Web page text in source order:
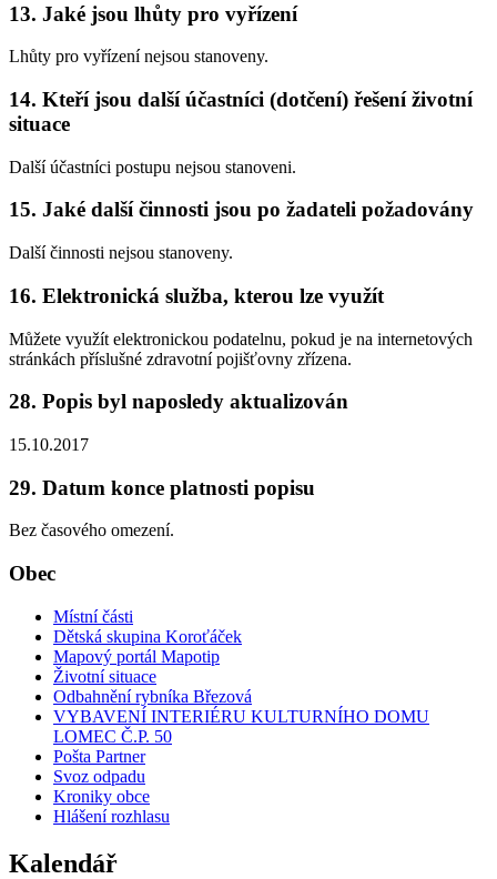
13. Jaké jsou lhůty pro vyřízení
Lhůty pro vyřízení nejsou stanoveny.
14. Kteří jsou další účastníci (dotčení) řešení životní
situace
Další účastníci postupu nejsou stanoveni.
15. Jaké další činnosti jsou po žadateli požadovány
Další činnosti nejsou stanoveny.
16. Elektronická služba, kterou lze využít
Můžete využít elektronickou podatelnu, pokud je na internetových
stránkách příslušné zdravotní pojišťovny zřízena.
28. Popis byl naposledy aktualizován
15.10.2017
29. Datum konce platnosti popisu
Bez časového omezení.
Obec
Místní části
Dětská skupina Koroťáček
Mapový portál Mapotip
Životní situace
Odbahnění rybníka Březová
VYBAVENÍ INTERIÉRU KULTURNÍHO DOMU
LOMEC Č.P. 50
Pošta Partner
Svoz odpadu
Kroniky obce
Hlášení rozhlasu
Kalendář